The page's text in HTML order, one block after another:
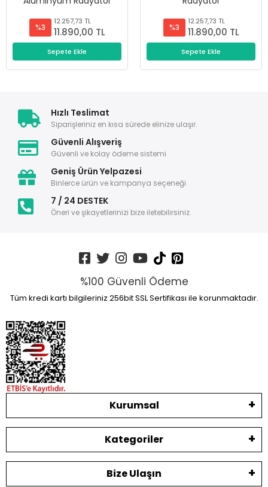
%3
12.257,73 TL
11.890,00 TL
Sepete Ekle
%3
12.257,73 TL
11.890,00 TL
Sepete Ekle
Hızlı Teslimat
Siparişleriniz en kısa sürede elinize ulaşır.
Güvenli Alışveriş
Güvenli ve kolay ödeme sistemi
Geniş Ürün Yelpazesi
Binlerce ürün ve kampanya seçeneği
7 / 24 DESTEK
Öneri ve şikayetlerinizi bize iletebilirsiniz.
%100 Güvenli Ödeme
Tüm kredi kartı bilgileriniz 256bit SSL Sertifikası ile korunmaktadır.
Kurumsal
Kategoriler
Bize Ulaşın